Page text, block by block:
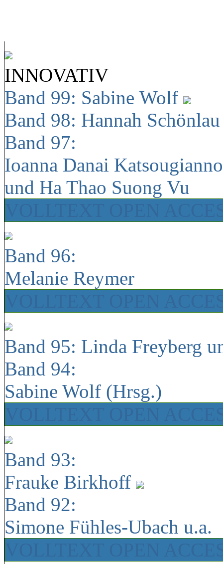
INNOVATIV
Band 99: Sabine Wolf
Band 98: Hannah
Band 97:
Ioanna Danai
und Ha Thao Suong Vu
Band 96:
Melanie Reymer
Band 95: Linda Freyberg
Band 94:
Sabine Wolf (Hrsg.)
Band 93:
Frauke Birkhoff
Band 92:
Simone Fühles-Ubach u.a.